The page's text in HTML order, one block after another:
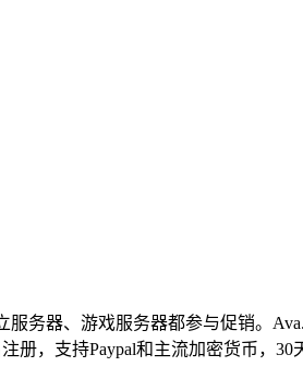
务器、游戏服务器都参与促销。
，支持Paypal和主流加密货币，